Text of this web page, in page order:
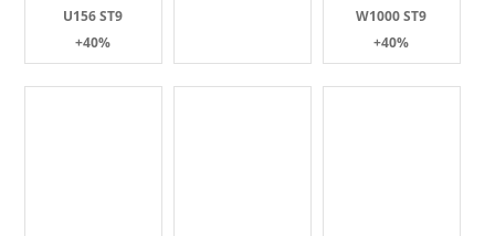
U156 ST9
+40%
W1000 ST9
+40%